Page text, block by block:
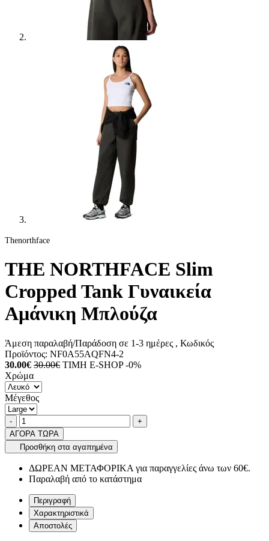
Thenorthface
THE NORTHFACE Slim
Cropped Tank Γυναικεία
Αμάνικη Μπλούζα
Άμεση παραλαβή/Παράδοση σε 1-3 ημέρες , Κωδικός
Προϊόντος: NF0A55AQFN4-2
30.00€ 30.00€ ΤΙΜΗ E-SHOP -0%
Χρώμα
Μέγεθος
Ποσότητα
-product.increase.quantity +
ΑΓΟΡΑ ΤΩΡΑ
Προσθήκη στα αγαπημένα
ΔΩΡΕΑΝ ΜΕΤΑΦΟΡΙΚΑ για παραγγελίες άνω των 60€.
Παραλαβή από το κατάστημα
Περιγραφή
Χαρακτηριστικά
Αποστολές